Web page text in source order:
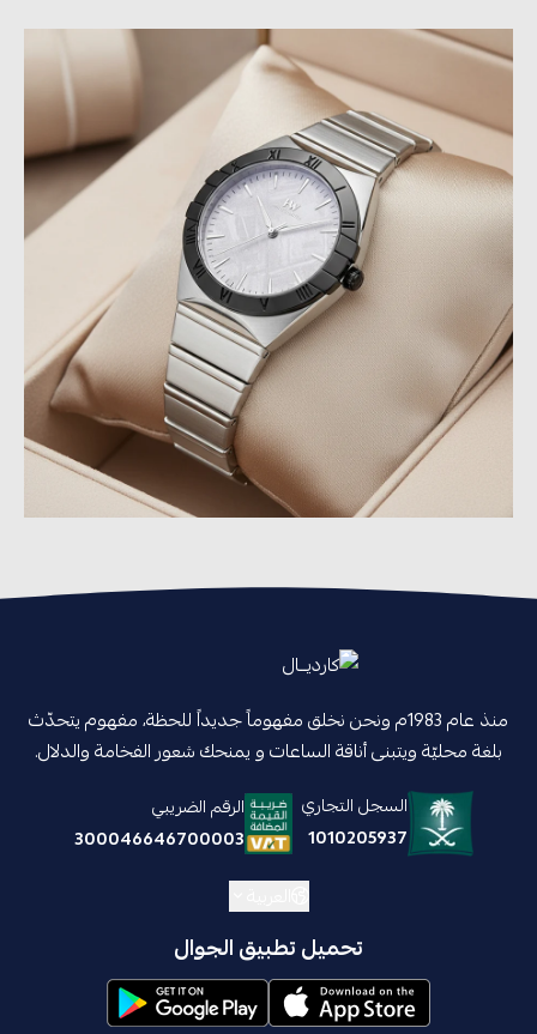
منذ عام 1983م ونحن نخلق مفهوماً جديداً للحظة، مفهوم يتحدّث
بلغة محليّة ويتبنى أناقة الساعات و يمنحك شعور الفخامة والدلال.
السجل التجاري
1010205937
الرقم الضريبي
300046646700003
تحميل تطبيق الجوال